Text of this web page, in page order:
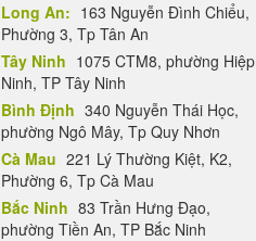
Long An: 163 Nguyễn Đình Chiểu,
Phường 3, Tp Tân An
Tây Ninh 1075 CTM8, phường Hiệp
Ninh, TP Tây Ninh
Bình Định 340 Nguyễn Thái Học,
phường Ngô Mây, Tp Quy Nhơn
Cà Mau 221 Lý Thường Kiệt, K2,
Phường 6, Tp Cà Mau
Bắc Ninh 83 Trần Hưng Đạo,
phường Tiền An, TP Bắc Ninh